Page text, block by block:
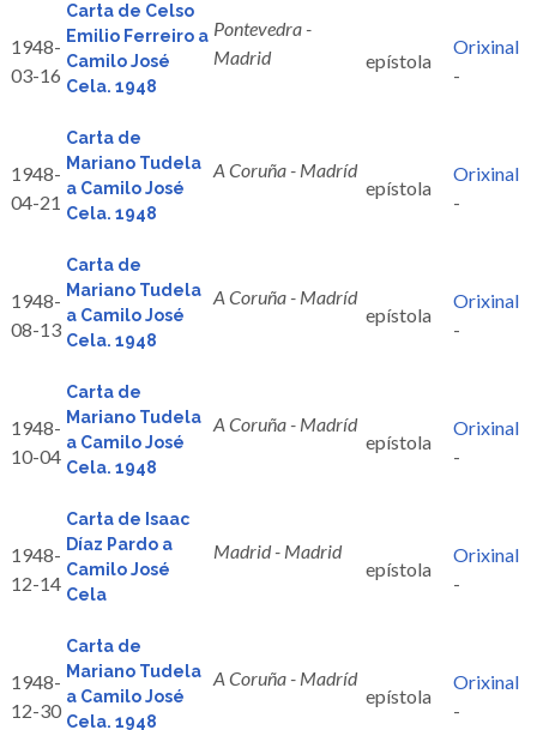
1948-
03-16
Carta de Celso
Emilio Ferreiro a
Camilo José
Cela. 1948
Pontevedra -
Madrid
epístola
Orixinal
-
1948-
04-21
Carta de
Mariano Tudela
a Camilo José
Cela. 1948
A Coruña - Madríd
epístola
Orixinal
-
1948-
08-13
Carta de
Mariano Tudela
a Camilo José
Cela. 1948
A Coruña - Madríd
epístola
Orixinal
-
1948-
10-04
Carta de
Mariano Tudela
a Camilo José
Cela. 1948
A Coruña - Madríd
epístola
Orixinal
-
1948-
12-14
Carta de Isaac
Díaz Pardo a
Camilo José
Cela
Madrid - Madrid
epístola
Orixinal
-
1948-
12-30
Carta de
Mariano Tudela
a Camilo José
Cela. 1948
A Coruña - Madríd
epístola
Orixinal
-